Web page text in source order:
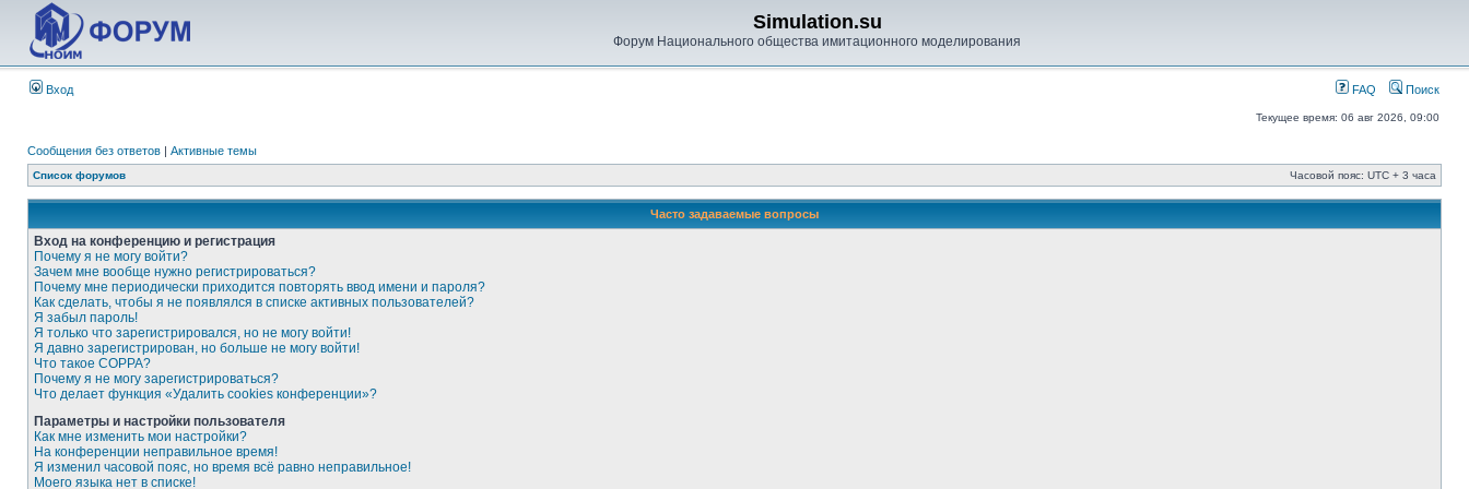
Simulation.su
Форум Национального общества имитационного моделирования
Вход FAQ Поиск
Текущее время: 06 авг 2026, 09:00
Сообщения без ответов | Активные темы
Список форумов Часовой пояс: UTC + 3 часа
Часто задаваемые вопросы
Вход на конференцию и регистрация
Почему я не могу войти?
Зачем мне вообще нужно регистрироваться?
Почему мне периодически приходится повторять ввод имени и пароля?
Как сделать, чтобы я не появлялся в списке активных пользователей?
Я забыл пароль!
Я только что зарегистрировался, но не могу войти!
Я давно зарегистрирован, но больше не могу войти!
Что такое COPPA?
Почему я не могу зарегистрироваться?
Что делает функция «Удалить cookies конференции»?
Параметры и настройки пользователя
Как мне изменить мои настройки?
На конференции неправильное время!
Я изменил часовой пояс, но время всё равно неправильное!
Моего языка нет в списке!